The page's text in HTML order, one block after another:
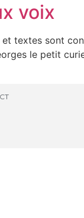
voix
textes sont
le petit